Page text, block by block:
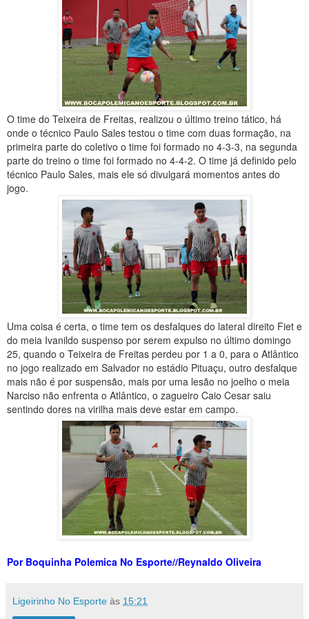
O time do Teixeira de Freitas, realizou o último treino tático, há
onde o técnico Paulo Sales testou o time com duas formação, na
primeira parte do coletivo o time foi formado no 4-3-3, na segunda
parte do treino o time foi formado no 4-4-2. O time já definido pelo
técnico Paulo Sales, mais ele só divulgará momentos antes do
jogo.
Uma coisa é certa, o time tem os desfalques do lateral direito Fiet e
do meia Ivanildo suspenso por serem expulso no último domingo
25, quando o Teixeira de Freitas perdeu por 1 a 0, para o Atlântico
no jogo realizado em Salvador no estádio Pituaçu, outro desfalque
mais não é por suspensão, mais por uma lesão no joelho o meia
Narciso não enfrenta o Atlântico, o zagueiro Caio Cesar saiu
sentindo dores na virilha mais deve estar em campo.
Por Boquinha Polemica No Esporte//Reynaldo Oliveira
Ligeirinho No Esporte às 15:21